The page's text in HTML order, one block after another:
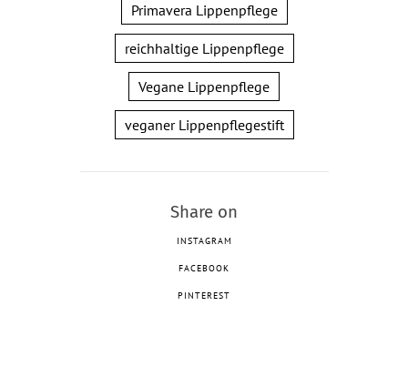
Primavera Lippenpflege
reichhaltige Lippenpflege
Vegane Lippenpflege
veganer Lippenpflegestift
Share on
INSTAGRAM
FACEBOOK
PINTEREST